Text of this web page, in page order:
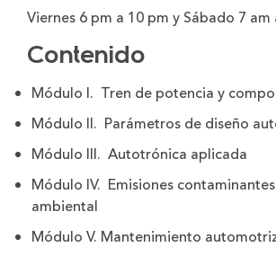
Viernes 6 pm a 10 pm y Sábado 7 am
Contenido
Módulo I. Tren de potencia y
Módulo II. Parámetros de diseño
Módulo III. Autotrónica aplicada
Módulo IV. Emisiones
ambiental
Módulo V. Mantenimiento